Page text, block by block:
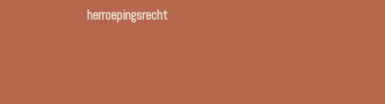
herroepingsrecht